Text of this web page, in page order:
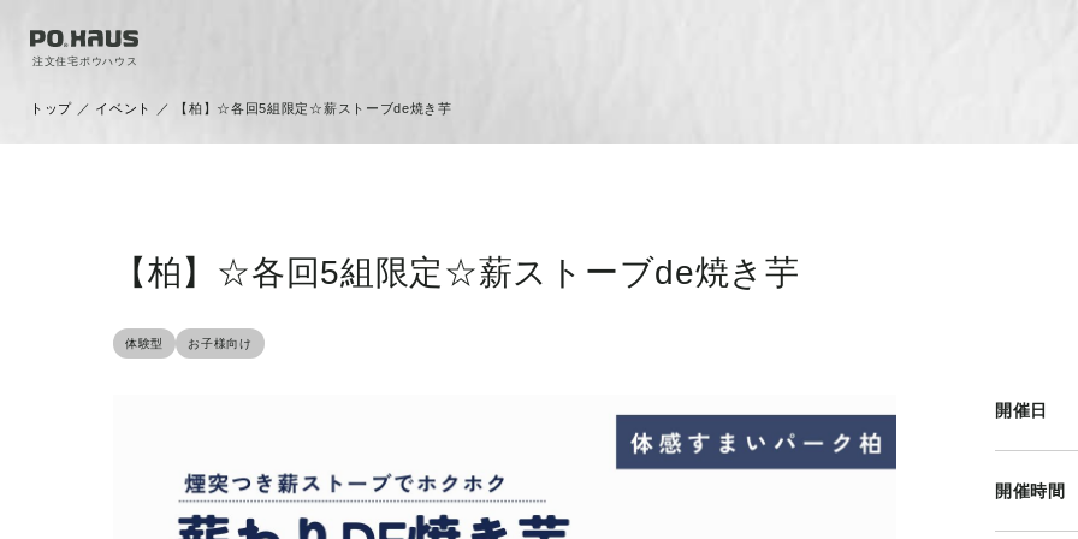
注文住宅ポウハウス
トップ ／ イベント ／ 【柏】☆各回5組限定☆薪ストーブde焼き芋
【柏】☆各回5組限定☆薪ストーブde焼き芋
体験型 お子様向け
開催日
開催時間